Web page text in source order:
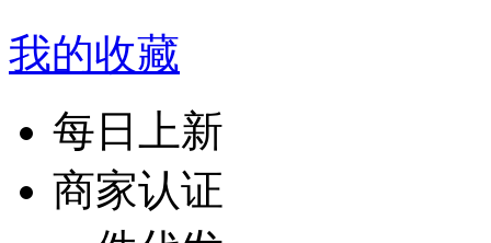
我的收藏
每日上新
商家认证